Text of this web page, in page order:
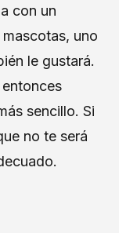
con un
uno
le gustará.
sencillo. Si
no te será